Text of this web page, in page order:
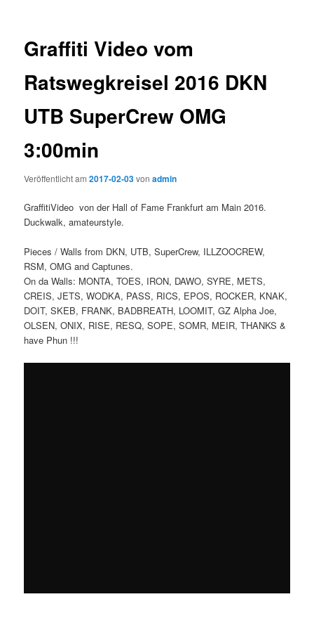
Graffiti Video vom
Ratswegkreisel 2016 DKN
UTB SuperCrew OMG
3:00min
Veröffentlicht am2017-02-03vonadmin
GraffitiVideo von der Hall of Fame Frankfurt am Main 2016.
Duckwalk, amateurstyle.
Pieces / Walls from DKN, UTB, SuperCrew, ILLZOOCREW,
RSM, OMG and Captunes.
On da Walls: MONTA, TOES, IRON, DAWO, SYRE, METS,
CREIS, JETS, WODKA, PASS, RICS, EPOS, ROCKER, KNAK,
DOIT, SKEB, FRANK, BADBREATH, LOOMIT, GZ Alpha Joe,
OLSEN, ONIX, RISE, RESQ, SOPE, SOMR, MEIR, THANKS &
have Phun !!!